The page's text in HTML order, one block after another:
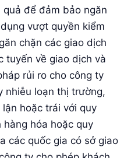
để đảm bảo ngăn
vượt quyền kiểm
chặn các giao dịch
tuyến về giao dịch và
rủi ro cho công ty
nhiễu loạn thị trường,
hoặc trái với quy
hóa hoặc quy
các quốc gia có sở giao